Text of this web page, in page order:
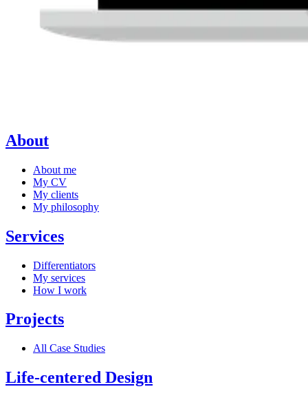
About
About me
My CV
My clients
My philosophy
Services
Differentiators
My services
How I work
Projects
All Case Studies
Life-centered Design